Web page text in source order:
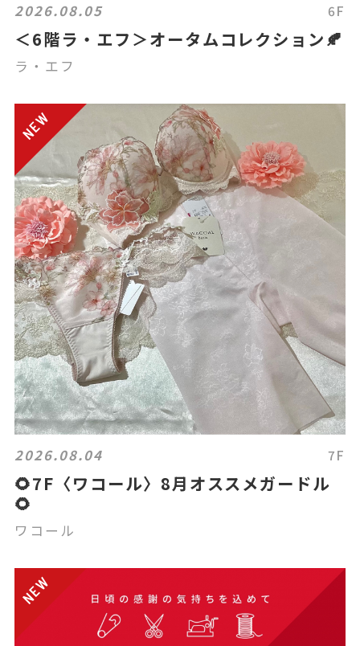
2026.08.05 6F
＜6階ラ・エフ＞オータムコレクション🍂
ラ・エフ
2026.08.04 7F
🌻7F〈ワコール〉8月オススメガードル
🌻
ワコール